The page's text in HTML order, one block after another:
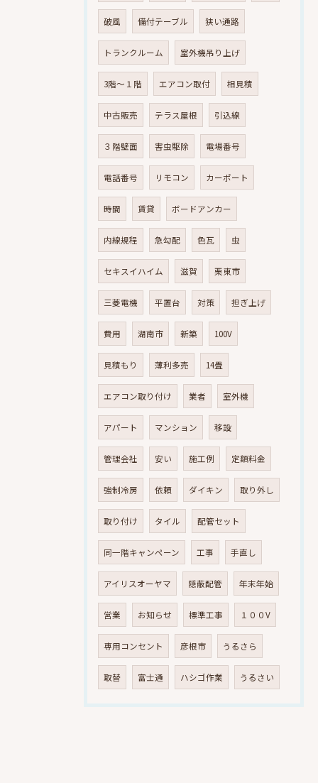
破風 備付テーブル 狭い通路
トランクルーム 室外機吊り上げ
3階～１階 エアコン取付 相見積
中古販売 テラス屋根 引込線
３階壁面 害虫駆除 電場番号
電話番号 リモコン カーポート
時間 賃貸 ボードアンカー
内線規程 急勾配 色瓦 虫
セキスイハイム 滋賀 栗東市
三菱電機 平置台 対策 担ぎ上げ
費用 湖南市 新築 100V
見積もり 薄利多売 14畳
エアコン取り付け 業者 室外機
アパート マンション 移設
管理会社 安い 施工例 定額料金
強制冷房 依頼 ダイキン 取り外し
取り付け タイル 配管セット
同一階キャンペーン 工事 手直し
アイリスオーヤマ 隠蔽配管 年末年始
営業 お知らせ 標準工事 １００V
専用コンセント 彦根市 うるさら
取替 富士通 ハシゴ作業 うるさい